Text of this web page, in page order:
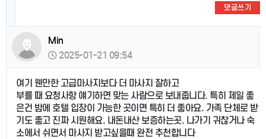
댓글쓰기
Min
2025-01-21 09:54
여기 웬만한 고급마사지보다 더 마사지 잘하고
부를 때 요청사항 얘기하면 맞는 사람으로 보내줍니다. 특히 제일 좋
은건 밤에 호텔 입장이 가능한 곳이면 특히 더 좋아요. 가족 단체로 받
기도 좋고 진짜 시원해요. 내돈내산 보증하는곳. 나가기 귀찮거나 숙
소에서 쉬면서 마사지 받고싶을때 완전 추천합니다